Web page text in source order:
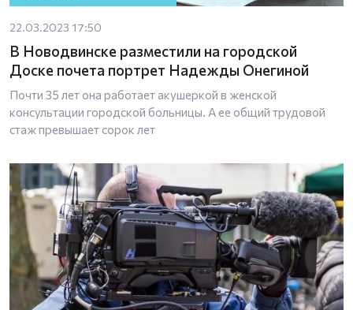
22.03.2023 17:50
В Новодвинске разместили на городской
Доске почета портрет Надежды Онегиной
Почти 35 лет она работает акушеркой в женской
консультации городской больницы. А ее общий трудовой
стаж превышает сорок лет